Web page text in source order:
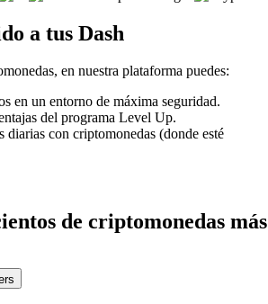
a tus Dash
en nuestra plataforma puedes:
en un entorno de máxima seguridad.
del programa Level Up.
diarias con criptomonedas (donde esté
de criptomonedas más